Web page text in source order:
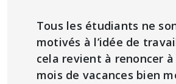
Tous les étudiants ne
motivés à l’idée de
cela revient à renoncer à
mois de vacances bien